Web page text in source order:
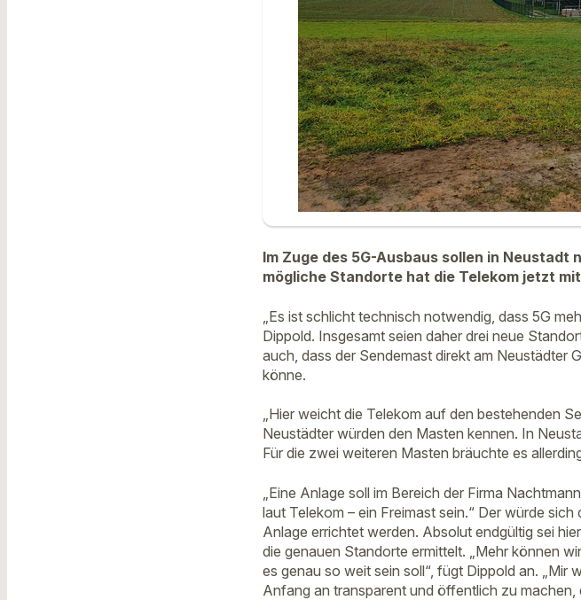
Im Zuge des 5G-Ausbaus sollen in
mögliche Standorte hat die Telekom jetzt
„Es ist schlicht technisch notwendig, dass 5G
Dippold. Insgesamt seien daher drei neue
auch, dass der Sendemast direkt am Neustädter
könne.
„Hier weicht die Telekom auf den bestehenden
Neustädter würden den Masten kennen. In
Für die zwei weiteren Masten bräuchte es
„Eine Anlage soll im Bereich der Firma
laut Telekom – ein Freimast sein.“ Der würde
Anlage errichtet werden. Absolut endgültig sei
die genauen Standorte ermittelt. „Mehr können
es genau so weit sein soll“, fügt Dippold an. „Mir
Anfang an transparent und öffentlich zu